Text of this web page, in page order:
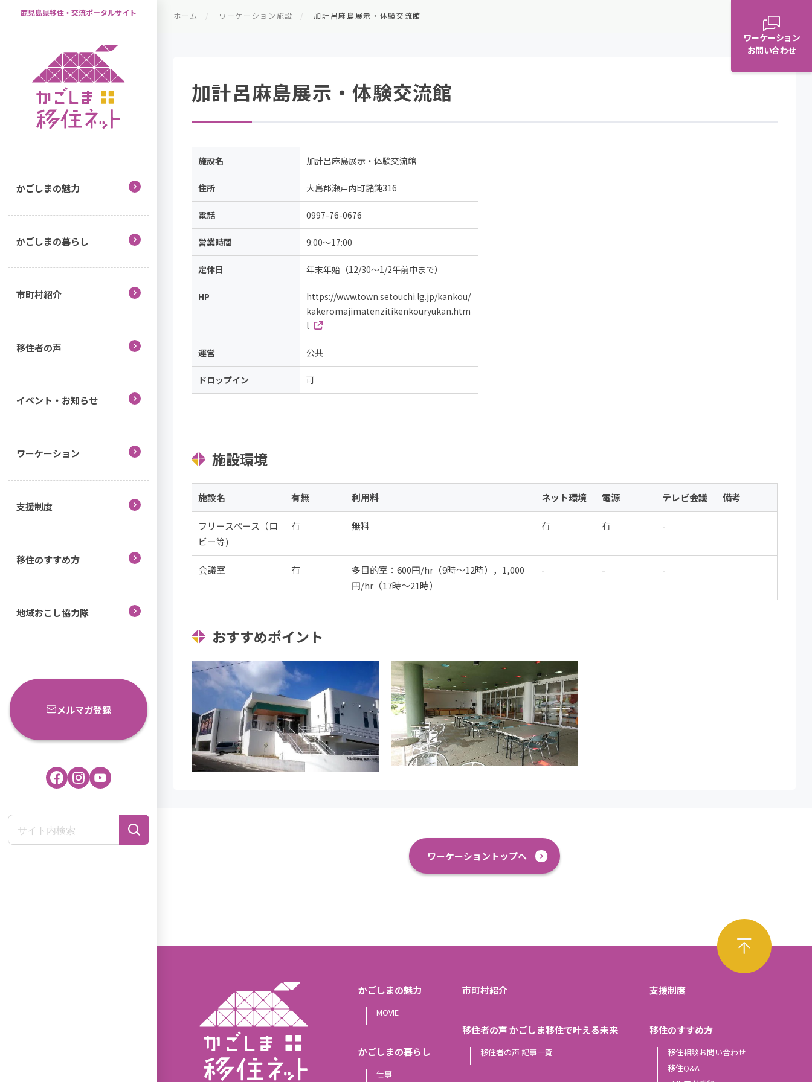
ワーケーション
お問い合わせ
鹿児島県移住・交流ポータルサイト
かごしまの魅力
かごしまの暮らし
市町村紹介
移住者の声
イベント・お知らせ
ワーケーション
支援制度
移住のすすめ方
地域おこし協力隊
メルマガ登録
ホーム ワーケーション施設 加計呂麻島展示・体験交流館
加計呂麻島展示・体験交流館
施設名 加計呂麻島展示・体験交流館
住所 大島郡瀬戸内町諸鈍316
電話 0997-76-0676
営業時間 9:00～17:00
定休日 年末年始（12/30〜1/2午前中まで）
HP
https://www.town.setouchi.lg.jp/kankou/
kakeromajimatenzitikenkouryukan.htm
l
運営 公共
ドロップイン 可
施設環境
施設名 有無 利用料 ネット環境 電源 テレビ会議 備考
フリースペース（ロ
ビー等)
有 無料 有 有 -
会議室 有
多目的室：600円/hr（9時～12時），1,000
円/hr（17時～21時）
- - -
おすすめポイント
ワーケーショントップへ
かごしまの魅力
MOVIE
かごしまの暮らし
仕事
市町村紹介
移住者の声 かごしま移住で叶える未来
移住者の声 記事一覧
支援制度
移住のすすめ方
移住相談お問い合わせ
移住Q&A